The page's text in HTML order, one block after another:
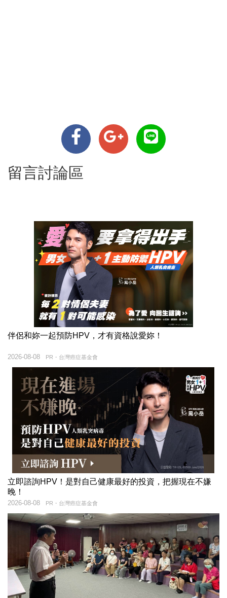
留言討論區
伴侶和妳一起預防HPV，才有資格說愛妳！
PR・台灣癌症基金會
2026-08-08
立即諮詢HPV！是對自己健康最好的投資，把握現在不嫌
晚！
PR・台灣癌症基金會
2026-08-08